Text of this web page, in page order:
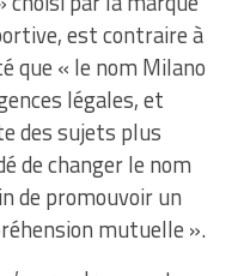
est contraire à
que « le nom Milano
légales, et
des sujets plus
de changer le nom
de promouvoir un
mutuelle ».